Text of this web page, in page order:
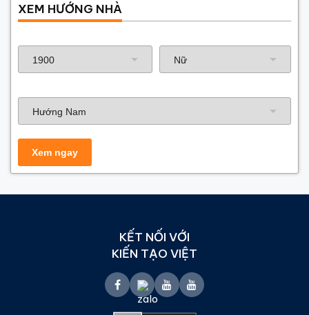
XEM HƯỚNG NHÀ
KẾT NỐI VỚI
KIẾN TẠO VIỆT